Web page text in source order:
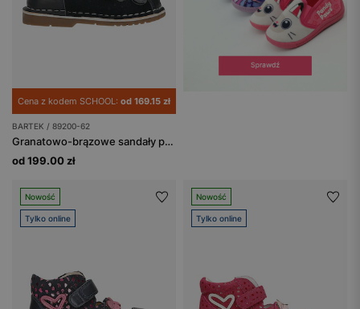
Cena z kodem SCHOOL: od 169.15 zł
BARTEK / 89200-62
Granatowo-brązowe sandały profilaktyczne z obcasem Thomasa BARTEK 89200-62
od 199.00 zł
Nowość
Tylko online
Nowość
Tylko online